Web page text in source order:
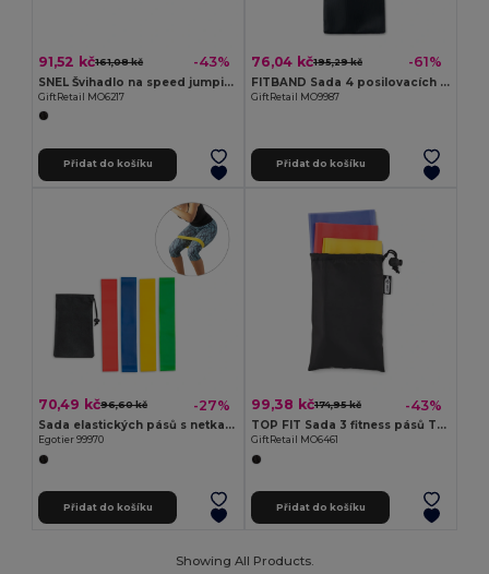
91,52 kč161,08 kč -43%
SNEL Švihadlo na speed jumping
GiftRetail MO6217
Přidat do košíku
76,04 kč195,29 kč -61%
FITBAND Sada 4 posilovacích TPE gum
GiftRetail MO9987
Přidat do košíku
70,49 kč96,60 kč -27%
Sada elastických pásů s netkaným sáčkem
Egotier 99970
Přidat do košíku
99,38 kč174,95 kč -43%
TOP FIT Sada 3 fitness pásů TPE
GiftRetail MO6461
Přidat do košíku
Showing All Products.